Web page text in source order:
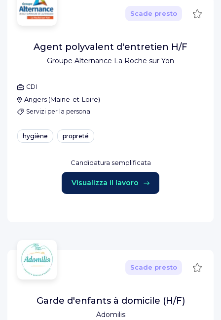
Groupe Alternance La Roche sur Yon
Scade presto Salva
Agent polyvalent d'entretien H/F
CDI
Angers (Maine-et-Loire)
Servizi per la persona
hygiène propreté
Candidatura semplificata
Visualizza il lavoro
Adomilis
Scade presto Salva
Garde d'enfants à domicile (H/F)